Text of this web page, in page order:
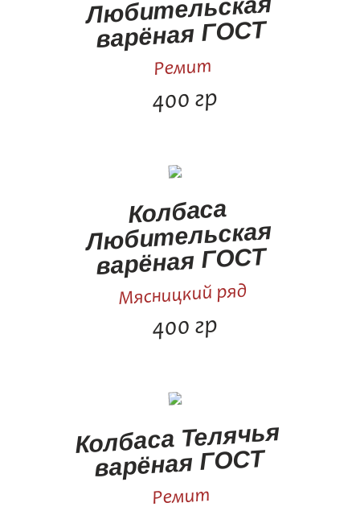
Любительская
варёная ГОСТ
Ремит
400 гр
Колбаса
Любительская
варёная ГОСТ
Мясницкий ряд
400 гр
Колбаса Телячья
варёная ГОСТ
Ремит